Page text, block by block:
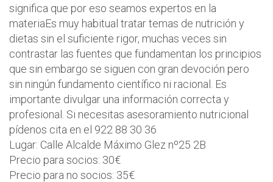
significa que por eso seamos expertos en la
materiaEs muy habitual tratar temas de nutrición y
dietas sin el suficiente rigor, muchas veces sin
contrastar las fuentes que fundamentan los principios
que sin embargo se siguen con gran devoción pero
sin ningún fundamento científico ni racional. Es
importante divulgar una información correcta y
profesional. Si necesitas asesoramiento nutricional
pídenos cita en el 922 88 30 36
Lugar: Calle Alcalde Máximo Glez nº25 2B
Precio para socios: 30€
Precio para no socios: 35€